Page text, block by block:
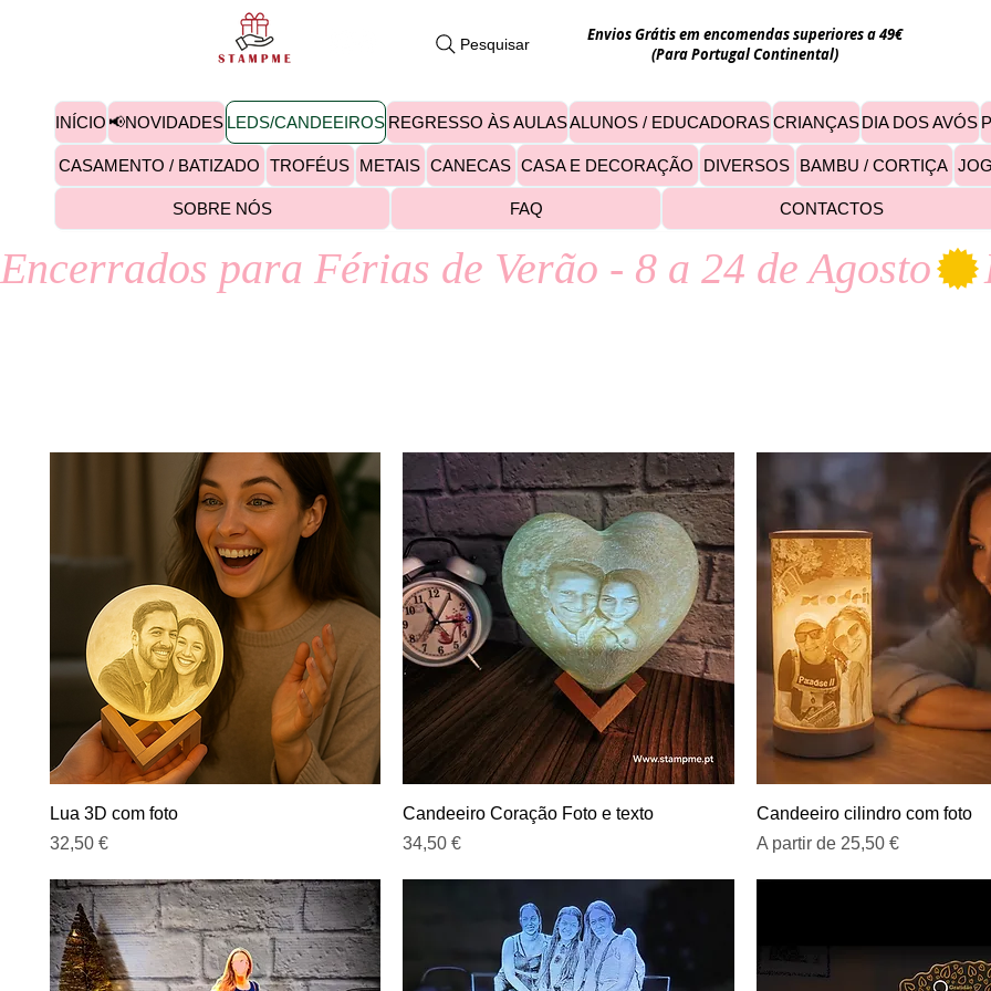
Pesquisar
Envios Grátis em encomendas superiores a 49€
(Para Portugal Continental)
Visualização rápida
Lua 3D com foto
Preço
32,50 €
Visualização rápida
Candeeiro Coração Foto e texto
Preço
34,50 €
Visualização rápida
Candeeiro cilindro com foto
A partir de 25,50 €
Preço promocional
INÍCIO 📢NOVIDADES LEDS/CANDEEIROS REGRESSO ÀS AULASALUNOS / EDUCADORASCRIANÇASDIA DOS AVÓS
CASAMENTO / BATIZADO TROFÉUS METAIS CANECAS CASA E DECORAÇÃO DIVERSOS BAMBU / CORTIÇA
SOBRE NÓS FAQ CONTACTOS
Encerrados para Férias de Verão - 8 a 24 de Agosto